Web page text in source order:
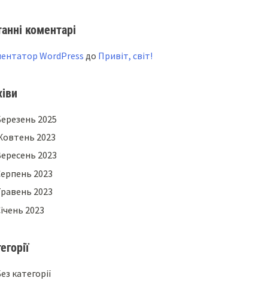
коментарі
WordPress до Привіт, світ!
2025
2023
2023
2023
2023
2023
категорії